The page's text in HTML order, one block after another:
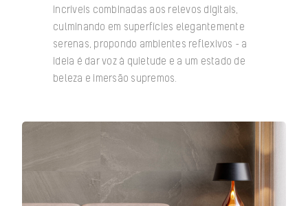
incríveis combinadas aos relevos digitais,
culminando em superfícies elegantemente
serenas, propondo ambientes reflexivos – a
ideia é dar voz à quietude e a um estado de
beleza e imersão supremos.